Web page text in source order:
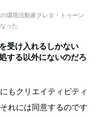
環境活動家グレタ・トゥーン
った
受け入れるしかない
する以外にないのだろ
もクリエイティビティ
れには同意するのです